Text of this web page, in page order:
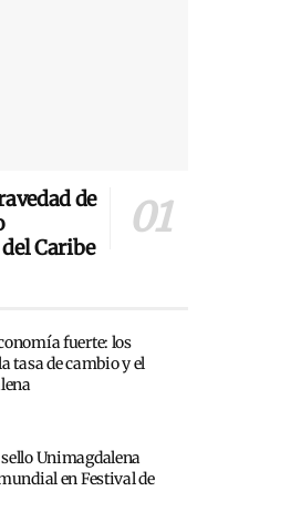
de
Caribe
fuerte: los
tasa de cambio y el
Unimagdalena
en Festival de